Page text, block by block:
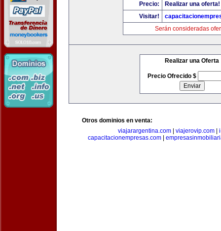
Precio:
Realizar una oferta!
Visitar!
Serán consideradas
Realizar una Oferta
Precio Ofrecido $
Otros dominios en venta:
viajarargentina.com| viajerovip.com|
capacitacionempresas.com|